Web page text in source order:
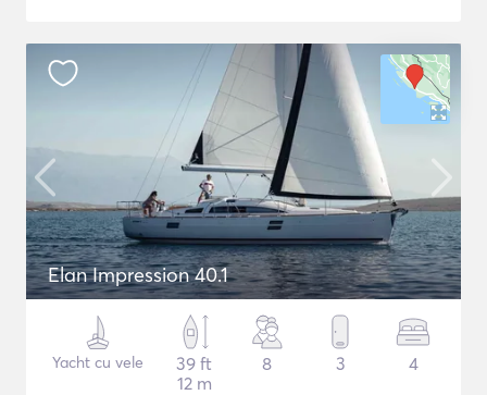
Elan Impression 40.1
Yacht cu vele
39 ft
12 m
8 3 4